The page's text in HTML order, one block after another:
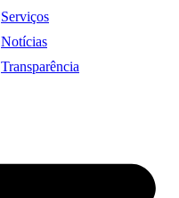
Serviços
Notícias
Transparência